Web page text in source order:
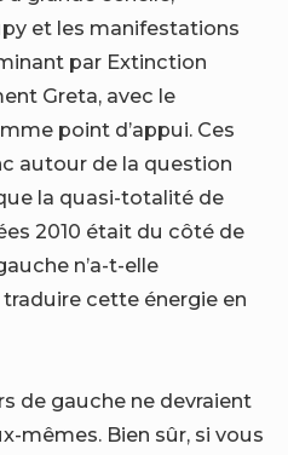
et les manifestations
par Extinction
Greta, avec le
point d’appui. Ces
autour de la question
la quasi-totalité de
2010 était du côté de
n’a-t-elle
cette énergie en
de gauche ne devraient
mêmes. Bien sûr, si vous